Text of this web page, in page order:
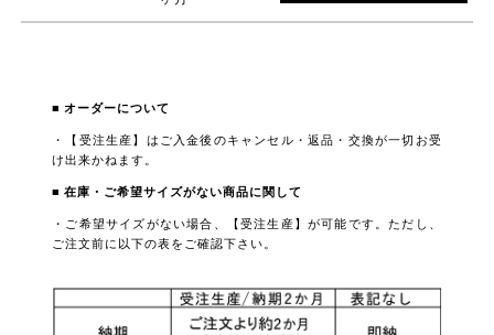
■ オーダーについて
・【受注生産】はご入金後のキャンセル・返品・交換が一切お受
け出来かねます。
■ 在庫・ご希望サイズがない商品に関して
・ご希望サイズがない場合、【受注生産】が可能です。ただし、
ご注文前に以下の表をご確認下さい。